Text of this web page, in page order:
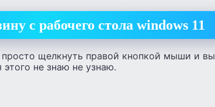
с рабочего стола windows 11
щелкнуть правой кнопкой мыши и
этого не знаю не узнаю.